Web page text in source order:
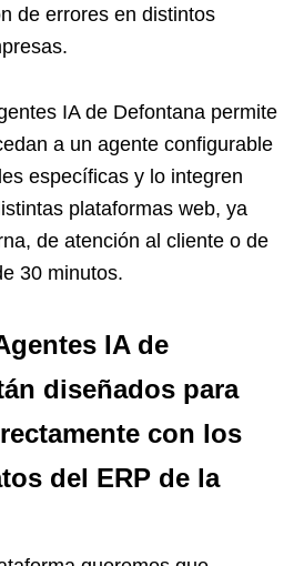
de errores en distintos
IA de Defontana permite
a un agente configurable
específicas y lo integren
plataformas web, ya
de atención al cliente o de
30 minutos.
IA de
diseñados para
con los
del ERP de la